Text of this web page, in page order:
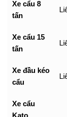
Xe cẩu 8
tấn
Xe cẩu 15
tấn
Xe đầu kéo
cẩu
Xe cẩu
Kato